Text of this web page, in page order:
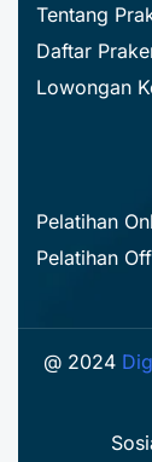
Tentang
Daftar
Lowongan
Pelatihan
Pelatihan
@ 2024